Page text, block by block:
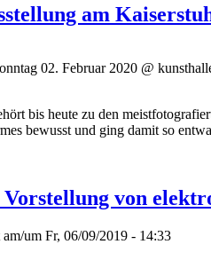
am
02. Februar 2020 @
bis heute zu den
bewusst und ging damit so
von
am/um Fr, 06/09/2019 - 14:33